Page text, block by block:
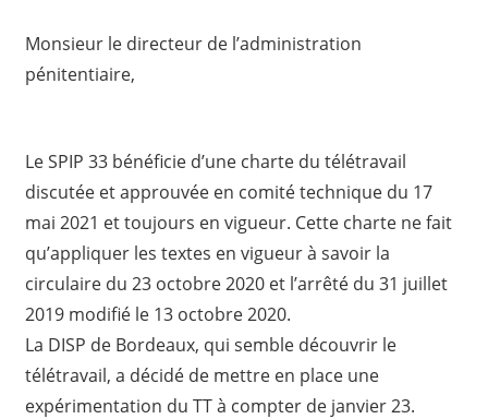
Monsieur le directeur de l’administration
pénitentiaire,
Le SPIP 33 bénéficie d’une charte du télétravail
discutée et approuvée en comité technique du 17
mai 2021 et toujours en vigueur. Cette charte ne fait
qu’appliquer les textes en vigueur à savoir la
circulaire du 23 octobre 2020 et l’arrêté du 31 juillet
2019 modifié le 13 octobre 2020.
La DISP de Bordeaux, qui semble découvrir le
télétravail, a décidé de mettre en place une
expérimentation du TT à compter de janvier 23.